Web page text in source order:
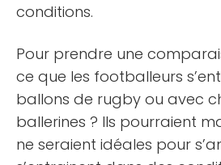
conditions.
Pour prendre une
ce que les footballeurs
ballons de rugby ou avec
ballerines ? Ils pourraient
ne seraient idéales pour